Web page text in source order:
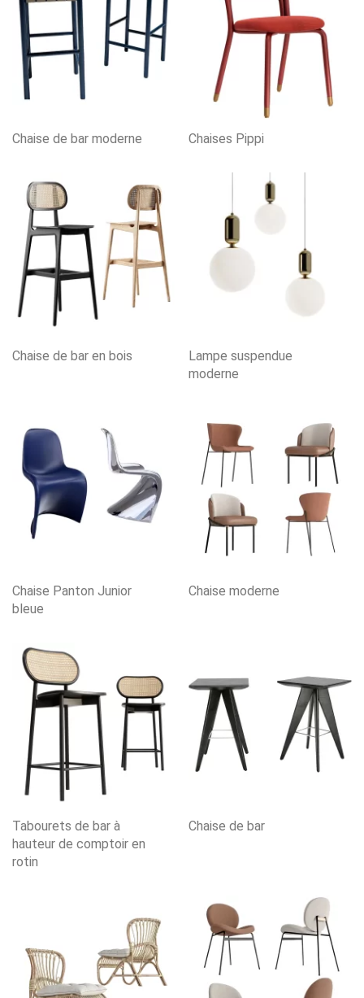
Chaise de bar moderne Chaises Pippi
Chaise de bar en bois
Lampe suspendue
moderne
Chaise Panton Junior
bleue
Chaise moderne
Tabourets de bar à
hauteur de comptoir en
rotin
Chaise de bar